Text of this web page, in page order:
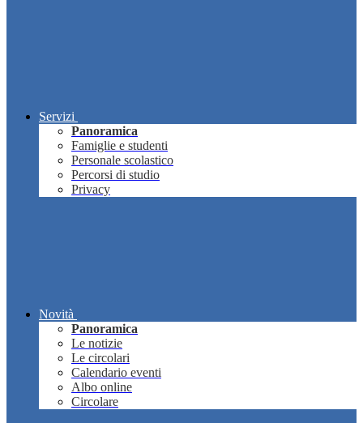
Servizi
Panoramica
Famiglie e studenti
Personale scolastico
Percorsi di studio
Privacy
Novità
Panoramica
Le notizie
Le circolari
Calendario eventi
Albo online
Circolare